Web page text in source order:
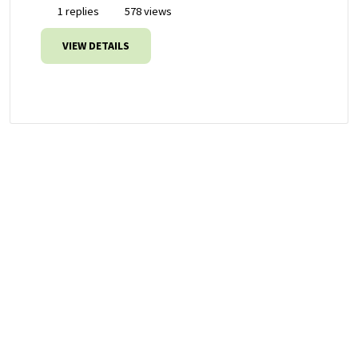
1 replies
578 views
VIEW DETAILS